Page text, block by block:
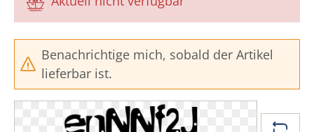
Benachrichtige mich, sobald der Artikel
lieferbar ist.